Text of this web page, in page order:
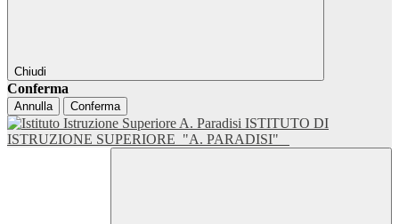
Chiudi
Conferma
Annulla Conferma
ISTITUTO DI
ISTRUZIONE SUPERIORE "A. PARADISI"